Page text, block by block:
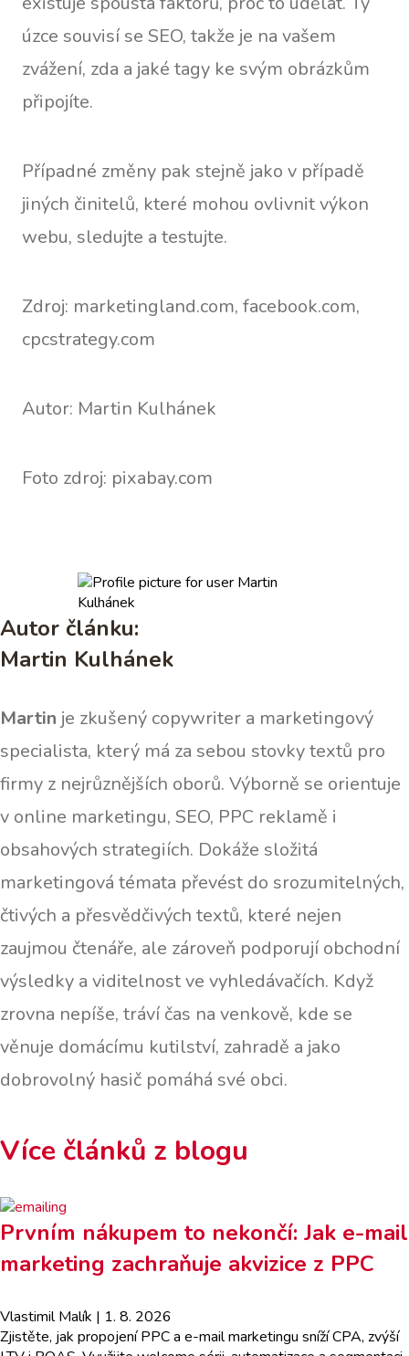
úzce souvisí se SEO, takže je na vašem
zvážení, zda a jaké tagy ke svým obrázkům
připojíte.
Případné změny pak stejně jako v případě
jiných činitelů, které mohou ovlivnit výkon
webu, sledujte a testujte.
Zdroj: marketingland.com, facebook.com,
cpcstrategy.com
Autor: Martin Kulhánek
Foto zdroj: pixabay.com
Autor článku:
Martin Kulhánek
Martin je zkušený copywriter a marketingový
specialista, který má za sebou stovky textů pro
firmy z nejrůznějších oborů. Výborně se orientuje
v online marketingu, SEO, PPC reklamě i
obsahových strategiích. Dokáže složitá
marketingová témata převést do srozumitelných,
čtivých a přesvědčivých textů, které nejen
zaujmou čtenáře, ale zároveň podporují obchodní
výsledky a viditelnost ve vyhledávačích. Když
zrovna nepíše, tráví čas na venkově, kde se
věnuje domácímu kutilství, zahradě a jako
dobrovolný hasič pomáhá své obci.
Více článků z blogu
Prvním nákupem to nekončí: Jak e-mail
marketing zachraňuje akvizice z PPC
Vlastimil Malík | 1. 8. 2026
Zjistěte, jak propojení PPC a e-mail marketingu sníží CPA, zvýší